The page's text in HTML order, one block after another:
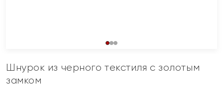
Шнурок из черного текстиля с золотым
замком